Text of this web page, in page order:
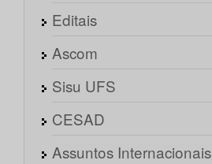
Editais
Ascom
Sisu UFS
CESAD
Assuntos Internacionais